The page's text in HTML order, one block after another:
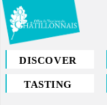
Skip
to
main
content
DISCOVER
TASTING
You